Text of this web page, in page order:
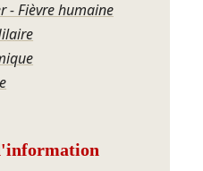
- Fièvre humaine